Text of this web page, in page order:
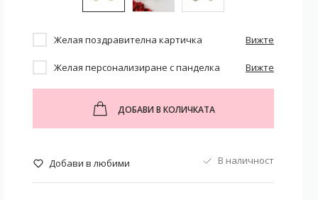
Желая поздравителна картичка Вижте
Желая персонализиране с панделка Вижте
ДОБАВИ В КОЛИЧКАТА
Добави в любими В наличност